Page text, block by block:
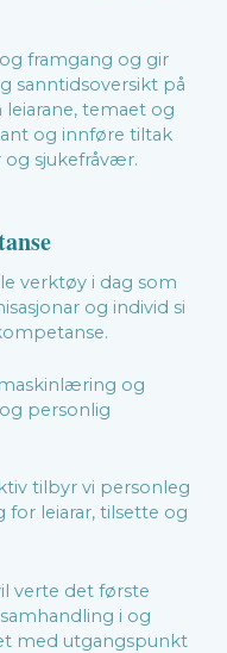
framgang og gir
sanntidsoversikt på
temaet og
og innføre tiltak
sjukefråvær.
verktøy i dag som
og individ si
og
personlig
tilbyr vi personleg
leiarar, tilsette og
verte det første
i og
med utgangspunkt